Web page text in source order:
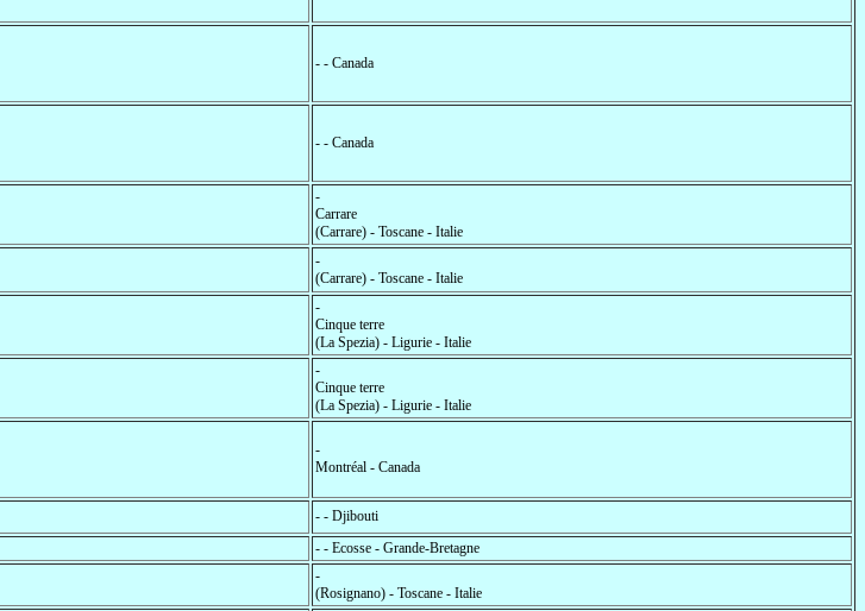
- - Canada
- - Canada
-
Carrare
(Carrare) - Toscane - Italie
-
(Carrare) - Toscane - Italie
-
Cinque terre
(La Spezia) - Ligurie - Italie
-
Cinque terre
(La Spezia) - Ligurie - Italie
-
Montréal - Canada
- - Djibouti
- - Ecosse - Grande-Bretagne
-
(Rosignano) - Toscane - Italie